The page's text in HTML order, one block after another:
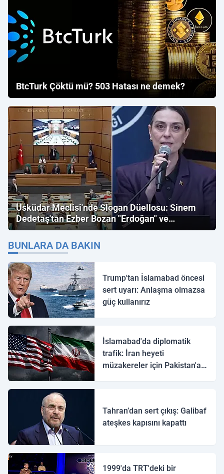
BtcTurk Çöktü mü? 503 Hatası ne demek?
Üsküdar Meclisi'nde Slogan Düellosu: Sinem
Dedetaş'tan Ezber Bozan "Erdoğan" ve
"İmamoğlu" Çıkışı!
BUNLARA DA BAKIN
Trump'tan İslamabad öncesi
sert uyarı: Anlaşma olmazsa
güç kullanırız
İslamabad'da diplomatik
trafik: İran heyeti
müzakereler için Pakistan'a
Tahran’dan sert çıkış: Galibaf
ateşkes kapısını kapattı
1999'da TRT'deki bir